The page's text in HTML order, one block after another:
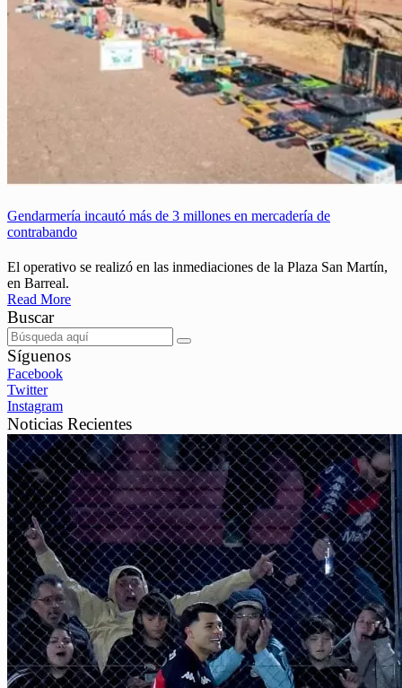
Gendarmería incautó más de 3 millones en mercadería de
contrabando
El operativo se realizó en las inmediaciones de la Plaza San Martín,
en Barreal.
Read More
Buscar
Síguenos
Facebook
Twitter
Instagram
Noticias Recientes